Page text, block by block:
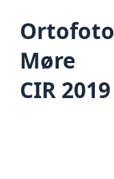
Ortofoto
Møre
CIR 2019